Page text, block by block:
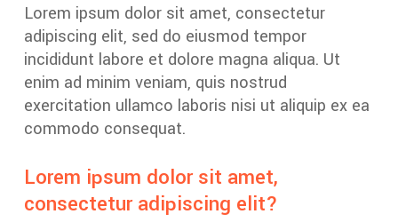
Lorem ipsum dolor sit amet, consectetur
adipiscing elit, sed do eiusmod tempor
incididunt labore et dolore magna aliqua. Ut
enim ad minim veniam, quis nostrud
exercitation ullamco laboris nisi ut aliquip ex ea
commodo consequat.
Lorem ipsum dolor sit amet,
consectetur adipiscing elit?